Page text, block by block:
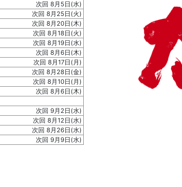
次回 8月5日(水)
次回 8月25日(火)
次回 8月20日(木)
次回 8月18日(火)
次回 8月19日(水)
次回 8月6日(木)
次回 8月17日(月)
次回 8月28日(金)
次回 8月10日(月)
次回 8月6日(木)
次回 9月2日(水)
次回 8月12日(水)
次回 8月26日(水)
次回 9月9日(水)